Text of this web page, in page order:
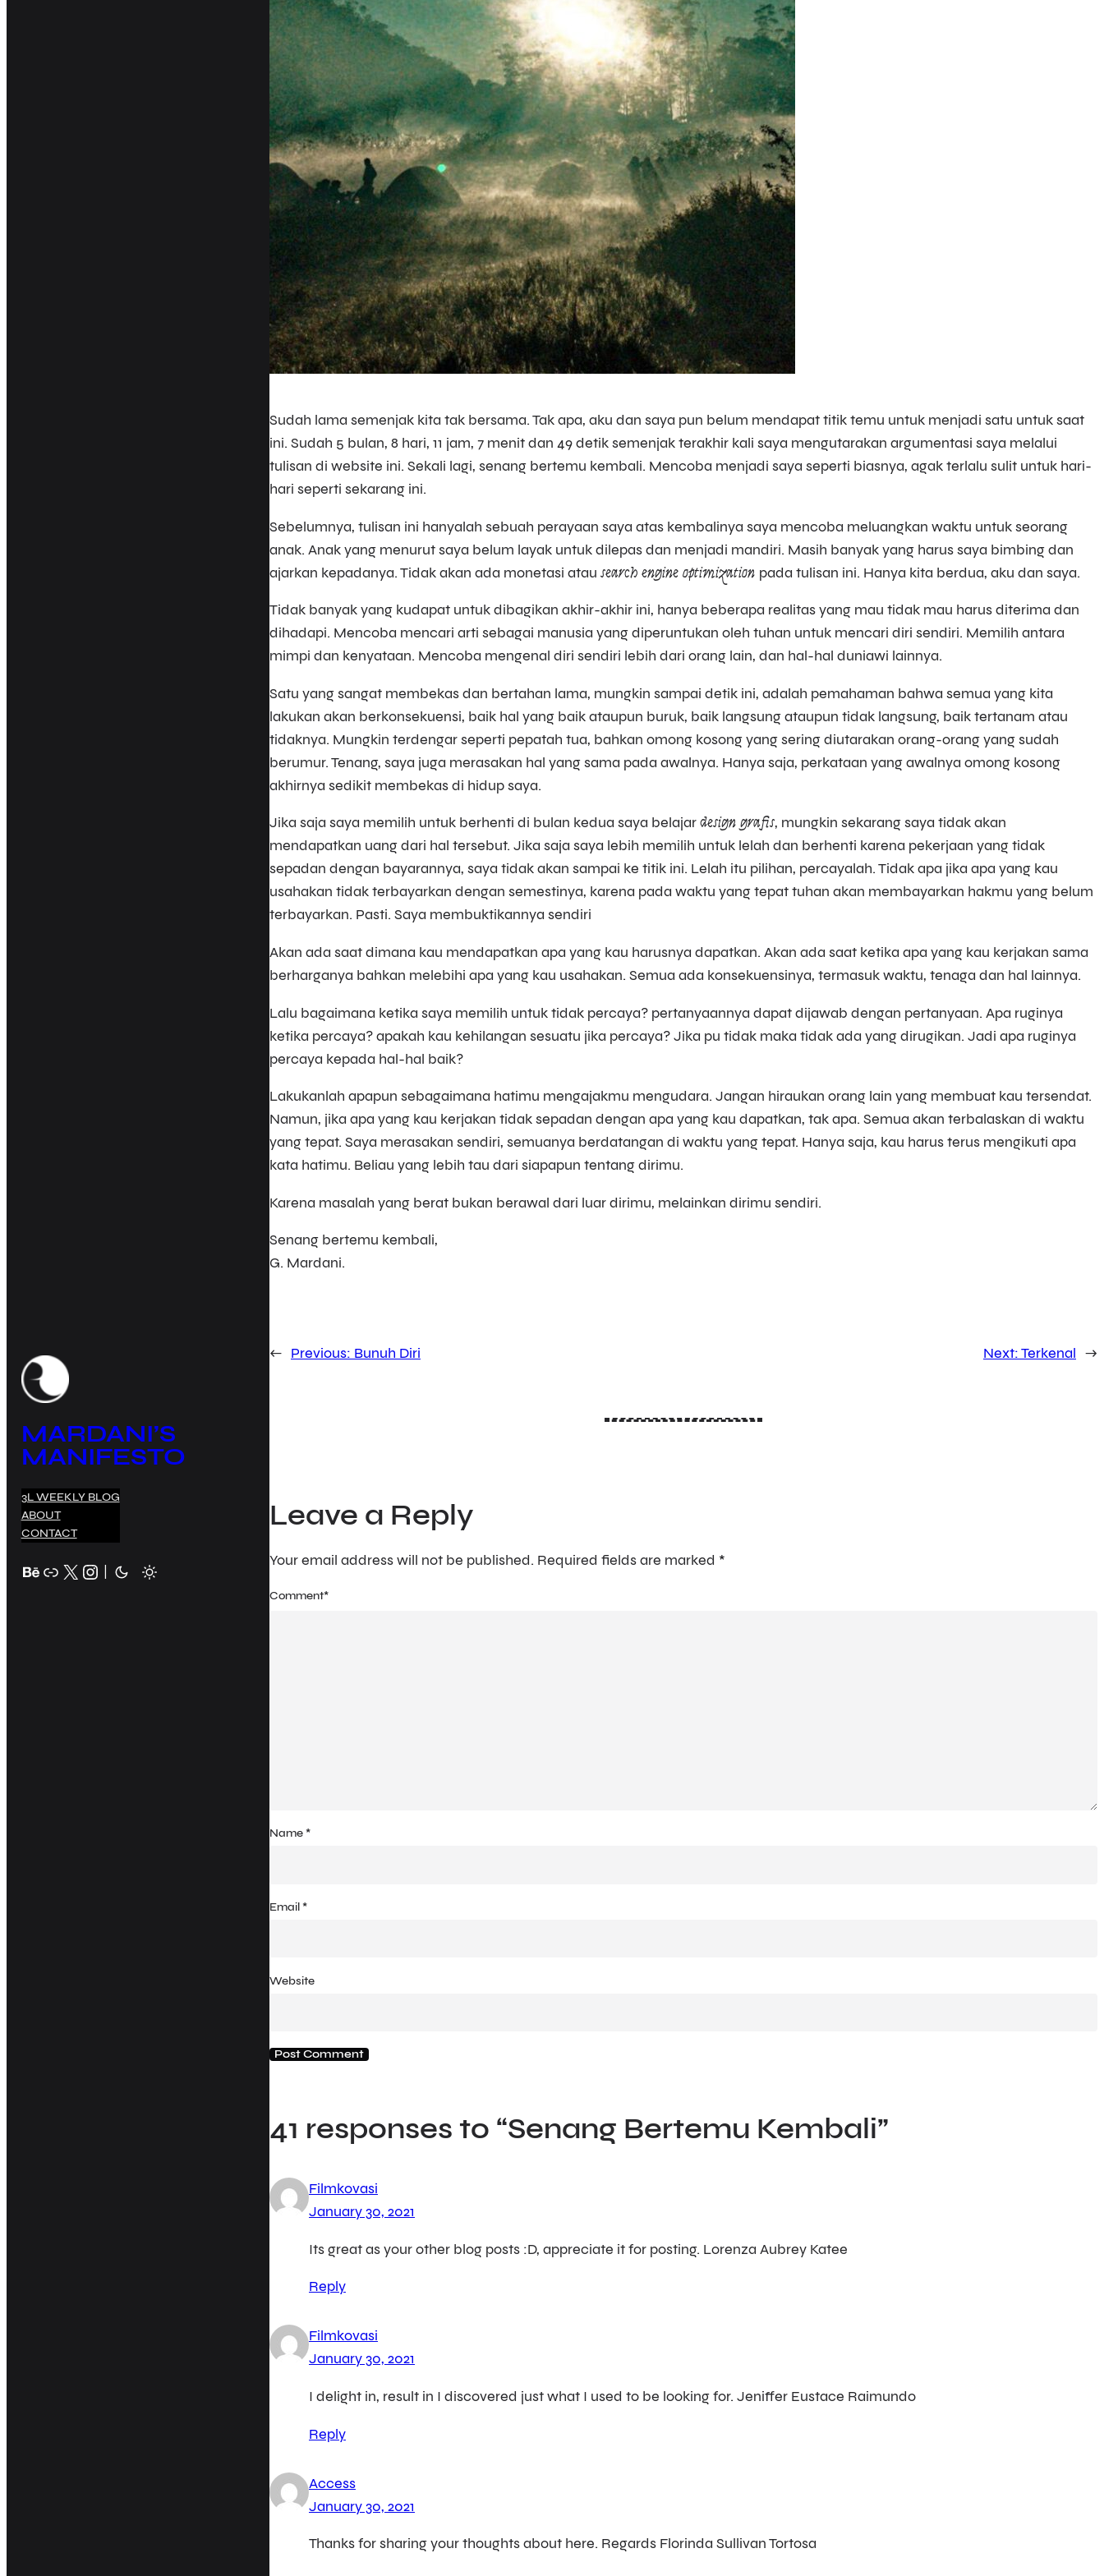
MARDANI’S
MANIFESTO
3L WEEKLY BLOG
ABOUT
CONTACT
Behance Link X Instagram
Sudah lama semenjak kita tak bersama. Tak apa, aku dan saya pun belum mendapat titik temu untuk menjadi satu untuk saat
ini. Sudah 5 bulan, 8 hari, 11 jam, 7 menit dan 49 detik semenjak terakhir kali saya mengutarakan argumentasi saya melalui
tulisan di website ini. Sekali lagi, senang bertemu kembali. Mencoba menjadi saya seperti biasnya, agak terlalu sulit untuk hari-
hari seperti sekarang ini.
Sebelumnya, tulisan ini hanyalah sebuah perayaan saya atas kembalinya saya mencoba meluangkan waktu untuk seorang
anak. Anak yang menurut saya belum layak untuk dilepas dan menjadi mandiri. Masih banyak yang harus saya bimbing dan
ajarkan kepadanya. Tidak akan ada monetasi atau search engine optimization pada tulisan ini. Hanya kita berdua, aku dan saya.
Tidak banyak yang kudapat untuk dibagikan akhir-akhir ini, hanya beberapa realitas yang mau tidak mau harus diterima dan
dihadapi. Mencoba mencari arti sebagai manusia yang diperuntukan oleh tuhan untuk mencari diri sendiri. Memilih antara
mimpi dan kenyataan. Mencoba mengenal diri sendiri lebih dari orang lain, dan hal-hal duniawi lainnya.
Satu yang sangat membekas dan bertahan lama, mungkin sampai detik ini, adalah pemahaman bahwa semua yang kita
lakukan akan berkonsekuensi, baik hal yang baik ataupun buruk, baik langsung ataupun tidak langsung, baik tertanam atau
tidaknya. Mungkin terdengar seperti pepatah tua, bahkan omong kosong yang sering diutarakan orang-orang yang sudah
berumur. Tenang, saya juga merasakan hal yang sama pada awalnya. Hanya saja, perkataan yang awalnya omong kosong
akhirnya sedikit membekas di hidup saya.
Jika saja saya memilih untuk berhenti di bulan kedua saya belajardesign grafis, mungkin sekarang saya tidak akan
mendapatkan uang dari hal tersebut. Jika saja saya lebih memilih untuk lelah dan berhenti karena pekerjaan yang tidak
sepadan dengan bayarannya, saya tidak akan sampai ke titik ini. Lelah itu pilihan, percayalah. Tidak apa jika apa yang kau
usahakan tidak terbayarkan dengan semestinya, karena pada waktu yang tepat tuhan akan membayarkan hakmu yang belum
terbayarkan. Pasti. Saya membuktikannya sendiri
Akan ada saat dimana kau mendapatkan apa yang kau harusnya dapatkan. Akan ada saat ketika apa yang kau kerjakan sama
berharganya bahkan melebihi apa yang kau usahakan. Semua ada konsekuensinya, termasuk waktu, tenaga dan hal lainnya.
Lalu bagaimana ketika saya memilih untuk tidak percaya? pertanyaannya dapat dijawab dengan pertanyaan. Apa ruginya
ketika percaya? apakah kau kehilangan sesuatu jika percaya? Jika pu tidak maka tidak ada yang dirugikan. Jadi apa ruginya
percaya kepada hal-hal baik?
Lakukanlah apapun sebagaimana hatimu mengajakmu mengudara. Jangan hiraukan orang lain yang membuat kau tersendat.
Namun, jika apa yang kau kerjakan tidak sepadan dengan apa yang kau dapatkan, tak apa. Semua akan terbalaskan di waktu
yang tepat. Saya merasakan sendiri, semuanya berdatangan di waktu yang tepat. Hanya saja, kau harus terus mengikuti apa
kata hatimu. Beliau yang lebih tau dari siapapun tentang dirimu.
Karena masalah yang berat bukan berawal dari luar dirimu, melainkan dirimu sendiri.
Senang bertemu kembali,
G. Mardani.
← Previous: Bunuh Diri Next:Terkenal →
Leave a Reply
Your email address will not be published. Required fields are marked *
Comment*
Name *
Email *
Website
41 responses to “Senang Bertemu Kembali”
Filmkovasi
January 30, 2021
Its great as your other blog posts :D, appreciate it for posting. Lorenza Aubrey Katee
Reply
Filmkovasi
January 30, 2021
I delight in, result in I discovered just what I used to be looking for. Jeniffer Eustace Raimundo
Reply
Access
January 30, 2021
Thanks for sharing your thoughts about here. Regards Florinda Sullivan Tortosa